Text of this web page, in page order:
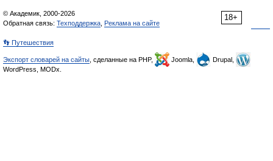
18+
© Академик, 2000-2026
Обратная связь: Техподдержка Реклама на сайте
👣 Путешествия
Экспорт словарей на сайты , сделанные на PHP, Joomla,
Drupal,
WordPress, MODx.